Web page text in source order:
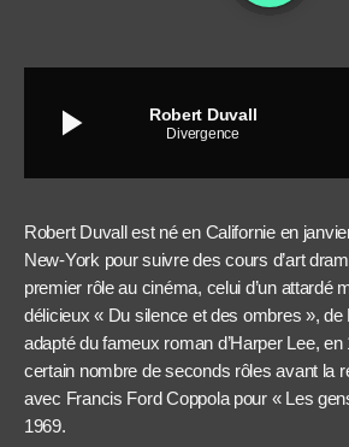
play_arrow Robert Duvall
Divergence
Robert Duvall est né en Californie en
New-York pour suivre des cours d’art
premier rôle au cinéma, celui d’un attardé
délicieux « Du silence et des ombres », de
adapté du fameux roman d’Harper Lee, en
certain nombre de seconds rôles avant la
avec Francis Ford Coppola pour « Les
1969.